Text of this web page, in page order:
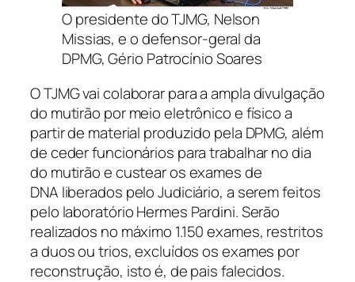
O presidente do TJMG, Nelson
Missias, e o defensor-geral da
DPMG, Gério Patrocínio Soares
O TJMG vai colaborar para a ampla divulgação
do mutirão por meio eletrônico e físico a
partir de material produzido pela DPMG, além
de ceder funcionários para trabalhar no dia
do mutirão e custear os exames de
DNA liberados pelo Judiciário, a serem feitos
pelo laboratório Hermes Pardini. Serão
realizados no máximo 1.150 exames, restritos
a duos ou trios, excluídos os exames por
reconstrução, isto é, de pais falecidos.